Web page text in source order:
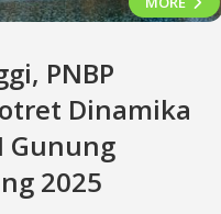
PNBP
Dinamika
Gunung
2025